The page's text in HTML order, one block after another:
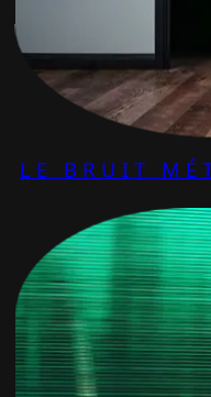
LE BRUIT